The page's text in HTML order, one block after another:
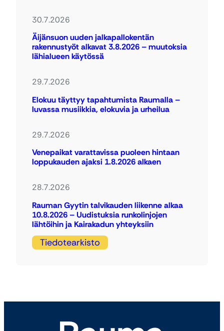
30.7.2026
Äijänsuon uuden jalkapallokentän
rakennustyöt alkavat 3.8.2026 – muutoksia
lähialueen käytössä
29.7.2026
Elokuu täyttyy tapahtumista Raumalla –
luvassa musiikkia, elokuvia ja urheilua
29.7.2026
Venepaikat varattavissa puoleen hintaan
loppukauden ajaksi 1.8.2026 alkaen
28.7.2026
Rauman Gyytin talvikauden liikenne alkaa
10.8.2026 – Uudistuksia runkolinjojen
lähtöihin ja Kairakadun yhteyksiin
Tiedotearkisto